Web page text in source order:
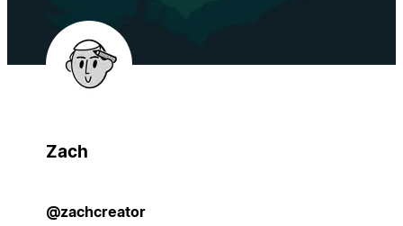
Zach
@zachcreator